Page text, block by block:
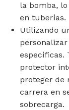
la bomba,
en tuberías.
Utilizando
específicas.
protector
proteger de
carrera en
sobrecarga.